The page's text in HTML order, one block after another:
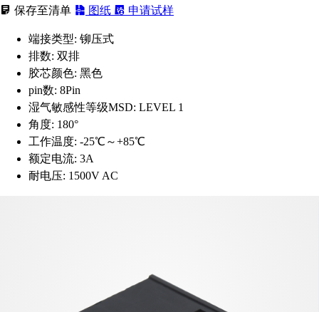
保存至清单
图纸 申请试样
端接类型: 铆压式
排数: 双排
胶芯颜色: 黑色
pin数: 8Pin
湿气敏感性等级MSD: LEVEL 1
角度: 180°
工作温度: -25℃～+85℃
额定电流: 3A
耐电压: 1500V AC